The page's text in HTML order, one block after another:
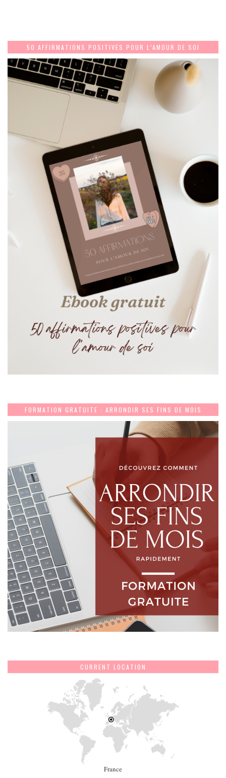
50 AFFIRMATIONS POSITIVES POUR L’AMOUR DE SOI
FORMATION GRATUITE : ARRONDIR SES FINS DE MOIS
CURRENT LOCATION
France